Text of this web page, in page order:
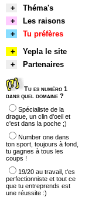
+
Théma's
+
Les raisons
+
Tu préfères
+
Yepla le site
+
Partenaires
Tu es numéro 1
dans quel domaine ?
Spécialiste de la
drague, un clin d'oeil et
c'est dans la poche ;)
Number one dans
ton sport, toujours à fond,
tu gagnes à tous les
coups !
19/20 au travail, t'es
perfectionniste et tout ce
que tu entreprends est
une réussite :)